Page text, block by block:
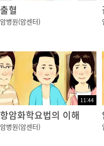
출혈
암병원(암센터)
11:44
항암화학요법의 이해
암병원(암센터)